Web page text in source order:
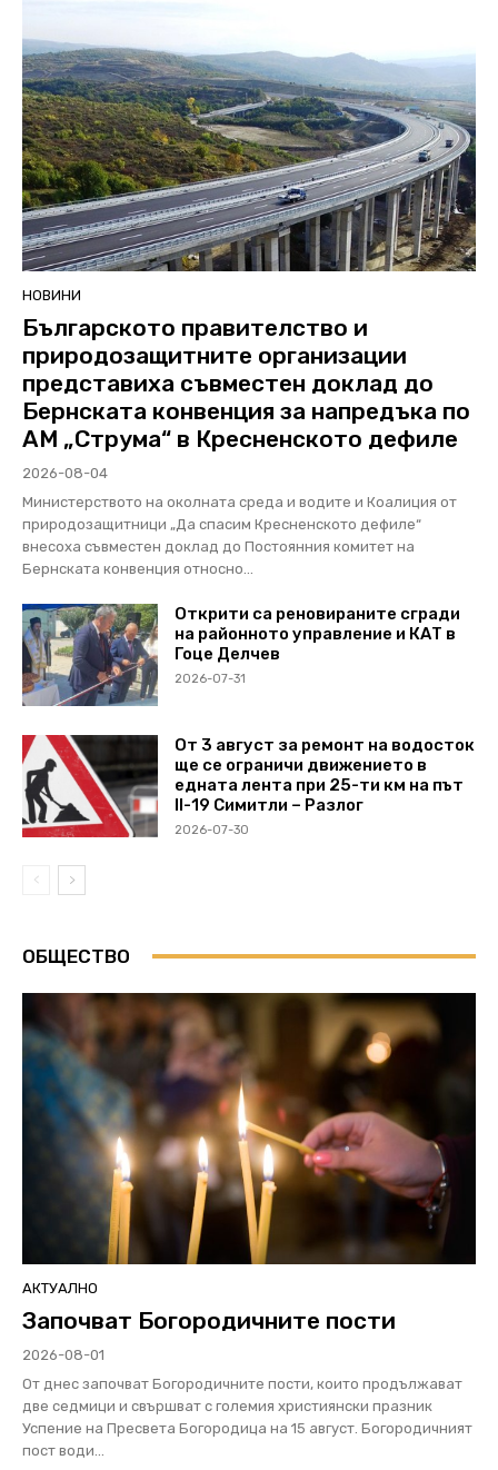
НОВИНИ
Българското правителство и
природозащитните организации
представиха съвместен доклад до
Бернската конвенция за напредъка по
АМ „Струма“ в Кресненското дефиле
2026-08-04
Министерството на околната среда и водите и Коалиция от
природозащитници „Да спасим Кресненското дефиле“
внесоха съвместен доклад до Постоянния комитет на
Бернската конвенция относно...
Открити са реновираните сгради
на районното управление и КАТ в
Гоце Делчев
2026-07-31
От 3 август за ремонт на водосток
ще се ограничи движението в
едната лента при 25-ти км на път
II-19 Симитли – Разлог
2026-07-30
ОБЩЕСТВО
АКТУАЛНО
Започват Богородичните пости
2026-08-01
От днес започват Богородичните пости, които продължават
две седмици и свършват с големия християнски празник
Успение на Пресвета Богородица на 15 август. Богородичният
пост води...